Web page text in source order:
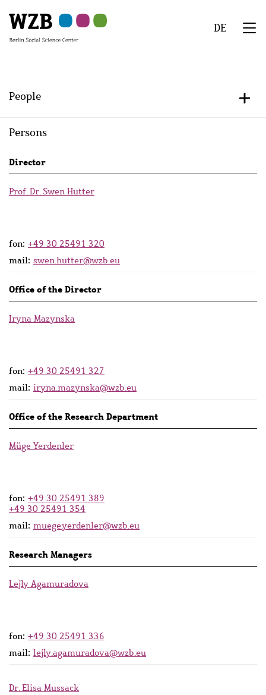
to
main
to
navigation
to
search
to
second
to
footer
DE
People +/-
Persons
Persons
lists
Director
Prof. Dr. Swen Hutter
fon: +49 30 25491 320
mail: swen.hutter@wzb.eu
Office of the Director
Iryna Mazynska
fon: +49 30 25491 327
mail: iryna.mazynska@wzb.eu
Office of the Research Department
Müge Yerdenler
fon: +49 30 25491 389
+49 30 25491 354
mail: muege.yerdenler@wzb.eu
Research Managers
Lejly Agamuradova
fon: +49 30 25491 336
mail: lejly.agamuradova@wzb.eu
Dr. Elisa Mussack